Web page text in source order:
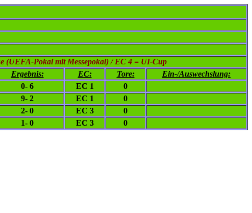
(UEFA-Pokal mit Messepokal) / EC 4 = UI-Cup
Ergebnis: EC: Tore:
Ein-/Auswechslung:
0- 6 EC 1
0
9- 2 EC 1
0
2- 0 EC 3
0
1- 0 EC 3 0